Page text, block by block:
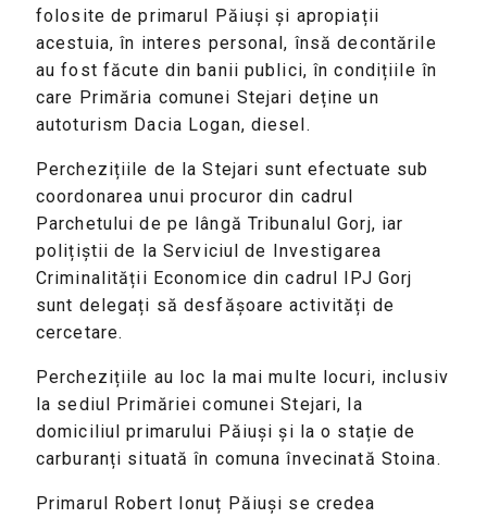
folosite de primarul Păiuși și apropiații
acestuia, în interes personal, însă decontările
au fost făcute din banii publici, în condițiile în
care Primăria comunei Stejari deține un
autoturism Dacia Logan, diesel.
Perchezițiile de la Stejari sunt efectuate sub
coordonarea unui procuror din cadrul
Parchetului de pe lângă Tribunalul Gorj, iar
polițiștii de la Serviciul de Investigarea
Criminalității Economice din cadrul IPJ Gorj
sunt delegați să desfășoare activități de
cercetare.
Perchezițiile au loc la mai multe locuri, inclusiv
la sediul Primăriei comunei Stejari, la
domiciliul primarului Păiuși și la o stație de
carburanți situată în comuna învecinată Stoina.
Primarul Robert Ionuț Păiuși se credea